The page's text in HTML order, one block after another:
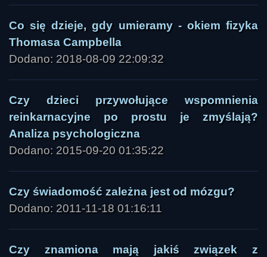
Co się dzieje, gdy umieramy - okiem fizyka
Thomasa Campbella
Dodano: 2018-08-09 22:09:32
Czy dzieci przywołujące wspomnienia
reinkarnacyjne po prostu je zmyślają?
Analiza psychologiczna
Dodano: 2015-09-20 01:35:22
Czy świadomość zależna jest od mózgu?
Dodano: 2011-11-18 01:16:11
Czy znamiona mają jakiś związek z